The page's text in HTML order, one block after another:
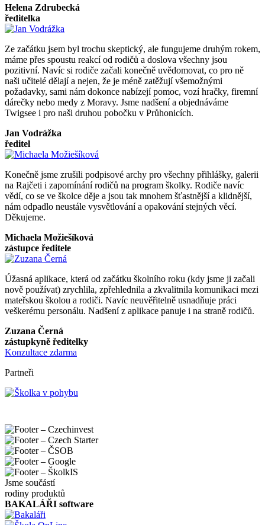
Helena Zdrubecká
ředitelka
Ze začátku jsem byl trochu skeptický, ale fungujeme druhým rokem,
máme přes spoustu reakcí od rodičů a doslova všechny jsou
pozitivní. Navíc si rodiče začali konečně uvědomovat, co pro ně
naši učitelé dělají a nejen, že je méně zatěžují všemožnými
požadavky, sami nám dokonce nabízejí pomoc, vozí hračky, firemní
dárečky nebo medy z Moravy. Jsme nadšení a objednáváme
Twigsee i pro naši druhou pobočku v Průhonicích.
Jan Vodrážka
ředitel
Konečně jsme zrušili podpisové archy pro všechny přihlášky, galerii
na Rajčeti i zapomínání rodičů na program školky. Rodiče navíc
vědí, co se ve školce děje a jsou tak mnohem šťastnější a klidnější,
nám odpadlo neustále vysvětlování a opakování stejných věcí.
Děkujeme.
Michaela Možiešíková
zástupce ředitele
Úžasná aplikace, která od začátku školního roku (kdy jsme ji začali
nově používat) zrychlila, zpřehlednila a zkvalitnila komunikaci mezi
mateřskou školou a rodiči. Navíc neuvěřitelně usnadňuje práci
veškerému personálu. Nadšení z aplikace panuje i na straně rodičů.
Zuzana Černá
zástupkyně ředitelky
Konzultace zdarma
Partneři
Jsme součástí
rodiny produktů
BAKALÁŘI software